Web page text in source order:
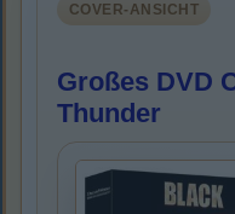
COVER-ANSICHT
Großes DVD
Thunder